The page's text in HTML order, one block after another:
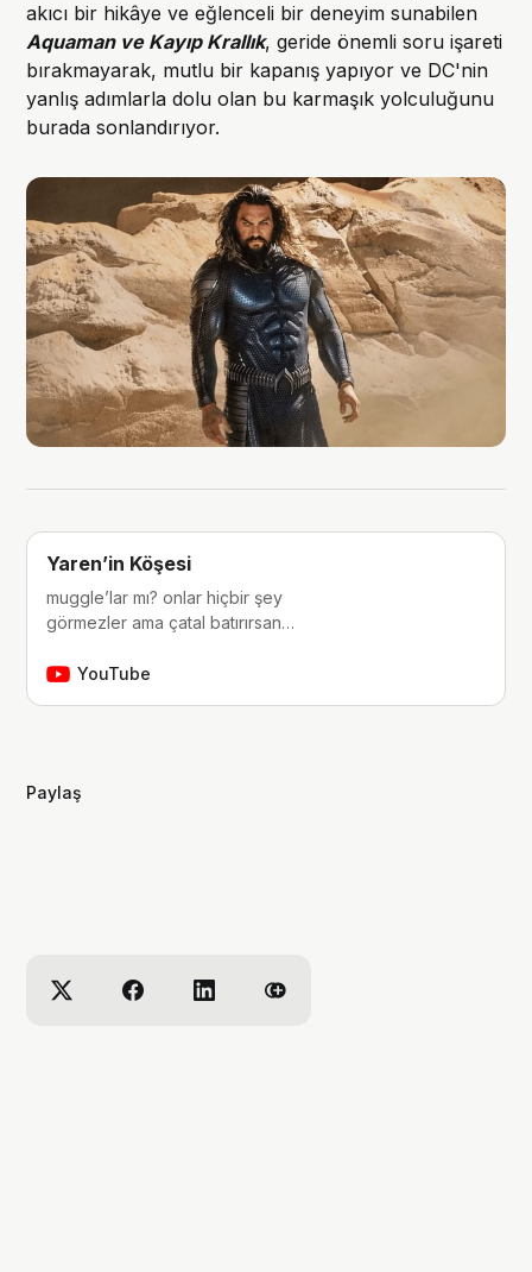
akıcı bir hikâye ve eğlenceli bir deneyim sunabilen
Aquaman ve Kayıp Krallık, geride önemli soru işareti
bırakmayarak, mutlu bir kapanış yapıyor ve DC'nin
yanlış adımlarla dolu olan bu karmaşık yolculuğunu
burada sonlandırıyor.
Yaren’in Köşesi
muggle’lar mı? onlar hiçbir şey
görmezler ama çatal batırırsan
çocukluğumdan beri tutkunu olduğum
de bana eşlik etmek isterseniz,
YouTube
Paylaş